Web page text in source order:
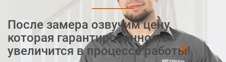
После замера озвучим цену,
которая гарантированно не
увеличится в процессе работы!